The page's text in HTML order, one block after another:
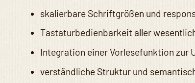
skalierbare Schriftgrößen und
Tastaturbedienbarkeit aller
Integration einer Vorlesefunktion zur
verständliche Struktur und